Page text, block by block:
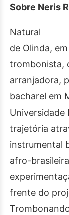
Sobre Neris
Natural
de Olinda,
trombonista,
arranjadora,
bacharel em
Universidade
trajetória
instrumental
afro-
frente do